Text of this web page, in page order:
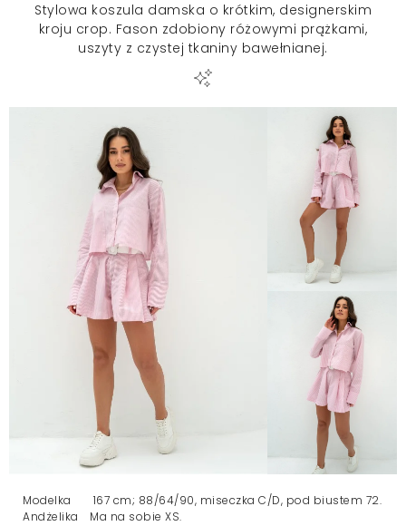
Stylowa koszula damska o krótkim, designerskim
kroju crop. Fason zdobiony różowymi prążkami,
uszyty z czystej tkaniny bawełnianej.
Modelka
Andżelika
167 cm; 88/64/90, miseczka C/D, pod biustem 72.
Ma na sobie XS.